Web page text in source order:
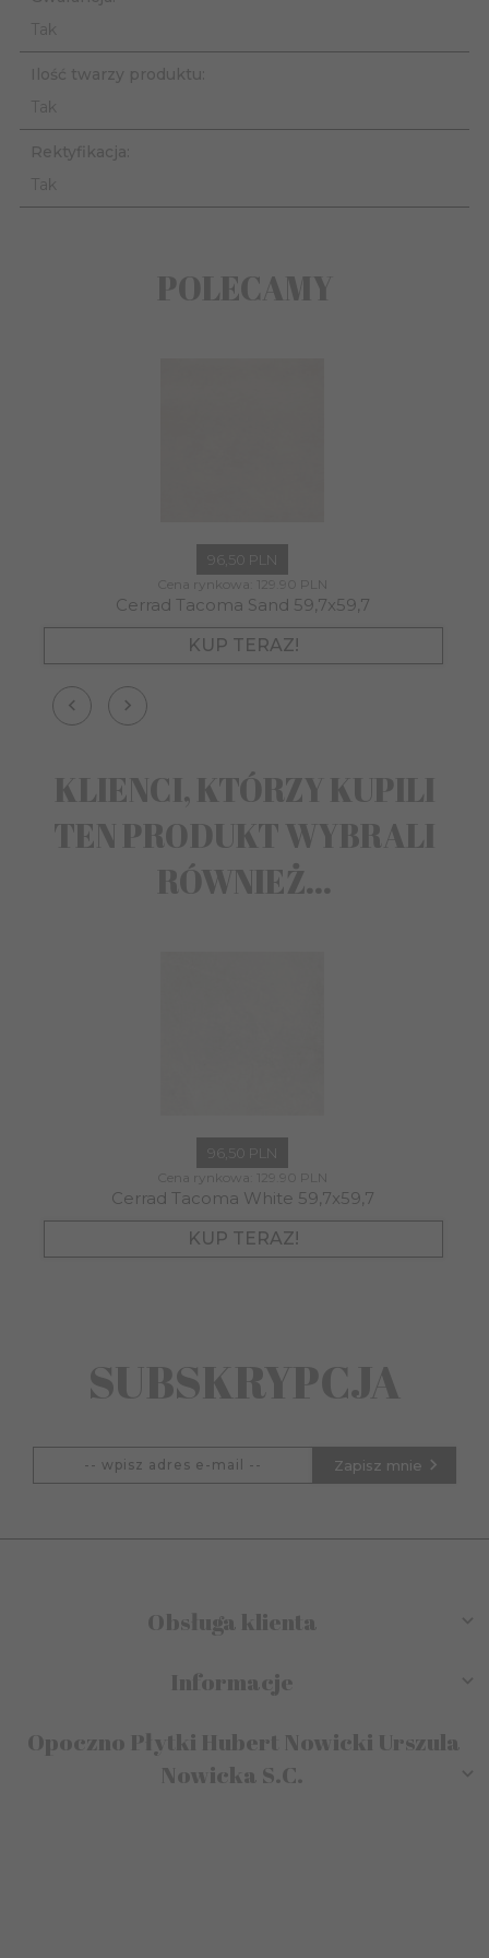
Tak
Ilość twarzy produktu:
Tak
Rektyfikacja:
Tak
POLECAMY
96, PLN
Cena rynkowa: 129.90 PLN
Cerrad Tacoma Sand 59,7x59,7
KUP TERAZ!
KLIENCI, KTÓRZY KUPILI
TEN PRODUKT WYBRALI
RÓWNIEŻ...
96, PLN
Cena rynkowa: 129.90 PLN
Cerrad Tacoma White 59,7x59,7
KUP TERAZ!
SUBSKRYPCJA
Zapisz mnie
Obsługa klienta
Informacje
Opoczno Płytki Hubert Nowicki Urszula
Nowicka S.C.